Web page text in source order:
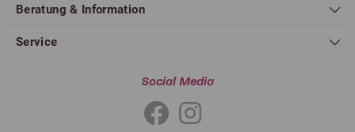
Beratung & Information
Service
Social Media